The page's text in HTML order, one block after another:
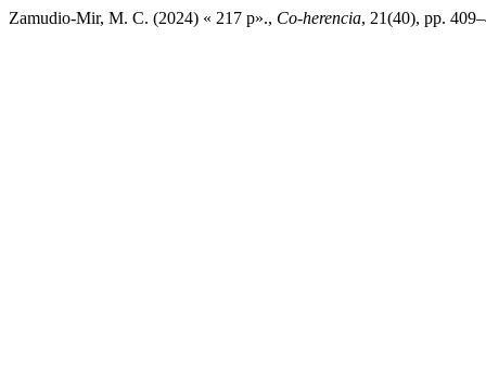
Zamudio-Mir, M. C. (2024) « 217 p»., Co-herencia, 21(40), pp.